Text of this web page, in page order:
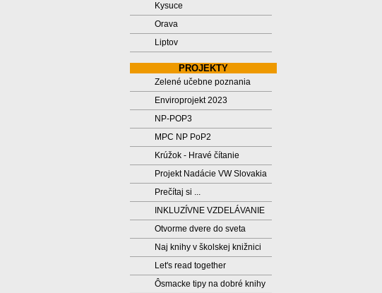
Kysuce
Orava
Liptov
PROJEKTY
Zelené učebne poznania
Enviroprojekt 2023
NP-POP3
MPC NP PoP2
Krúžok - Hravé čítanie
Projekt Nadácie VW Slovakia
Prečítaj si ...
INKLUZÍVNE VZDELÁVANIE
Otvorme dvere do sveta
Naj knihy v školskej knižnici
Let's read together
Ôsmacke tipy na dobré knihy